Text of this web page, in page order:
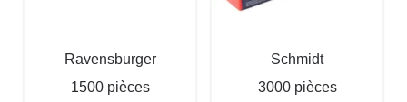
Ravensburger
1500 pièces
Schmidt
3000 pièces